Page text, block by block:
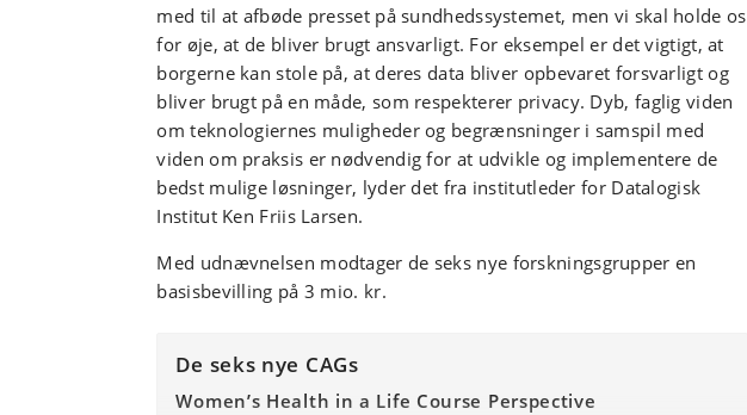
med til at afbøde presset på sundhedssystemet, men vi skal holde os
for øje, at de bliver brugt ansvarligt. For eksempel er det vigtigt, at
borgerne kan stole på, at deres data bliver opbevaret forsvarligt og
bliver brugt på en måde, som respekterer privacy. Dyb, faglig viden
om teknologiernes muligheder og begrænsninger i samspil med
viden om praksis er nødvendig for at udvikle og implementere de
bedst mulige løsninger, lyder det fra institutleder for Datalogisk
Institut Ken Friis Larsen.
Med udnævnelsen modtager de seks nye forskningsgrupper en
basisbevilling på 3 mio. kr.
De seks nye CAGs
Women’s Health in a Life Course Perspective